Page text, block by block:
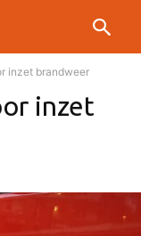
inzet brandweer
inzet